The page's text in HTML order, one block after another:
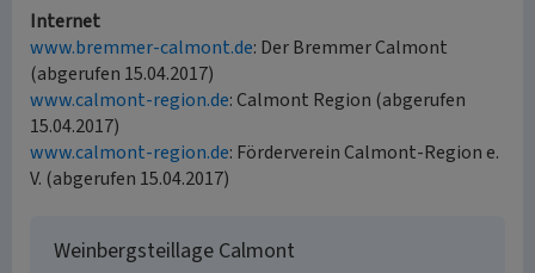
Internet
www.bremmer-calmont.de: Der Bremmer Calmont
(abgerufen 15.04.2017)
www.calmont-region.de: Calmont Region (abgerufen
15.04.2017)
www.calmont-region.de: Förderverein Calmont-Region e.
V. (abgerufen 15.04.2017)
Weinbergsteillage Calmont